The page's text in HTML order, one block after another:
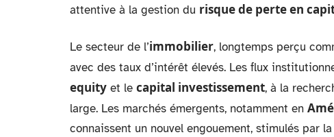
attentive à la gestion du risque de perte en
Le secteur de l’immobilier, longtemps perçu
avec des taux d’intérêt élevés. Les flux
equity et le capital investissement, à la
large. Les marchés émergents, notamment en
connaissent un nouvel engouement, stimulés par